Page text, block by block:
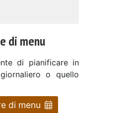
di menu
di pianificare in
o quello
di menu